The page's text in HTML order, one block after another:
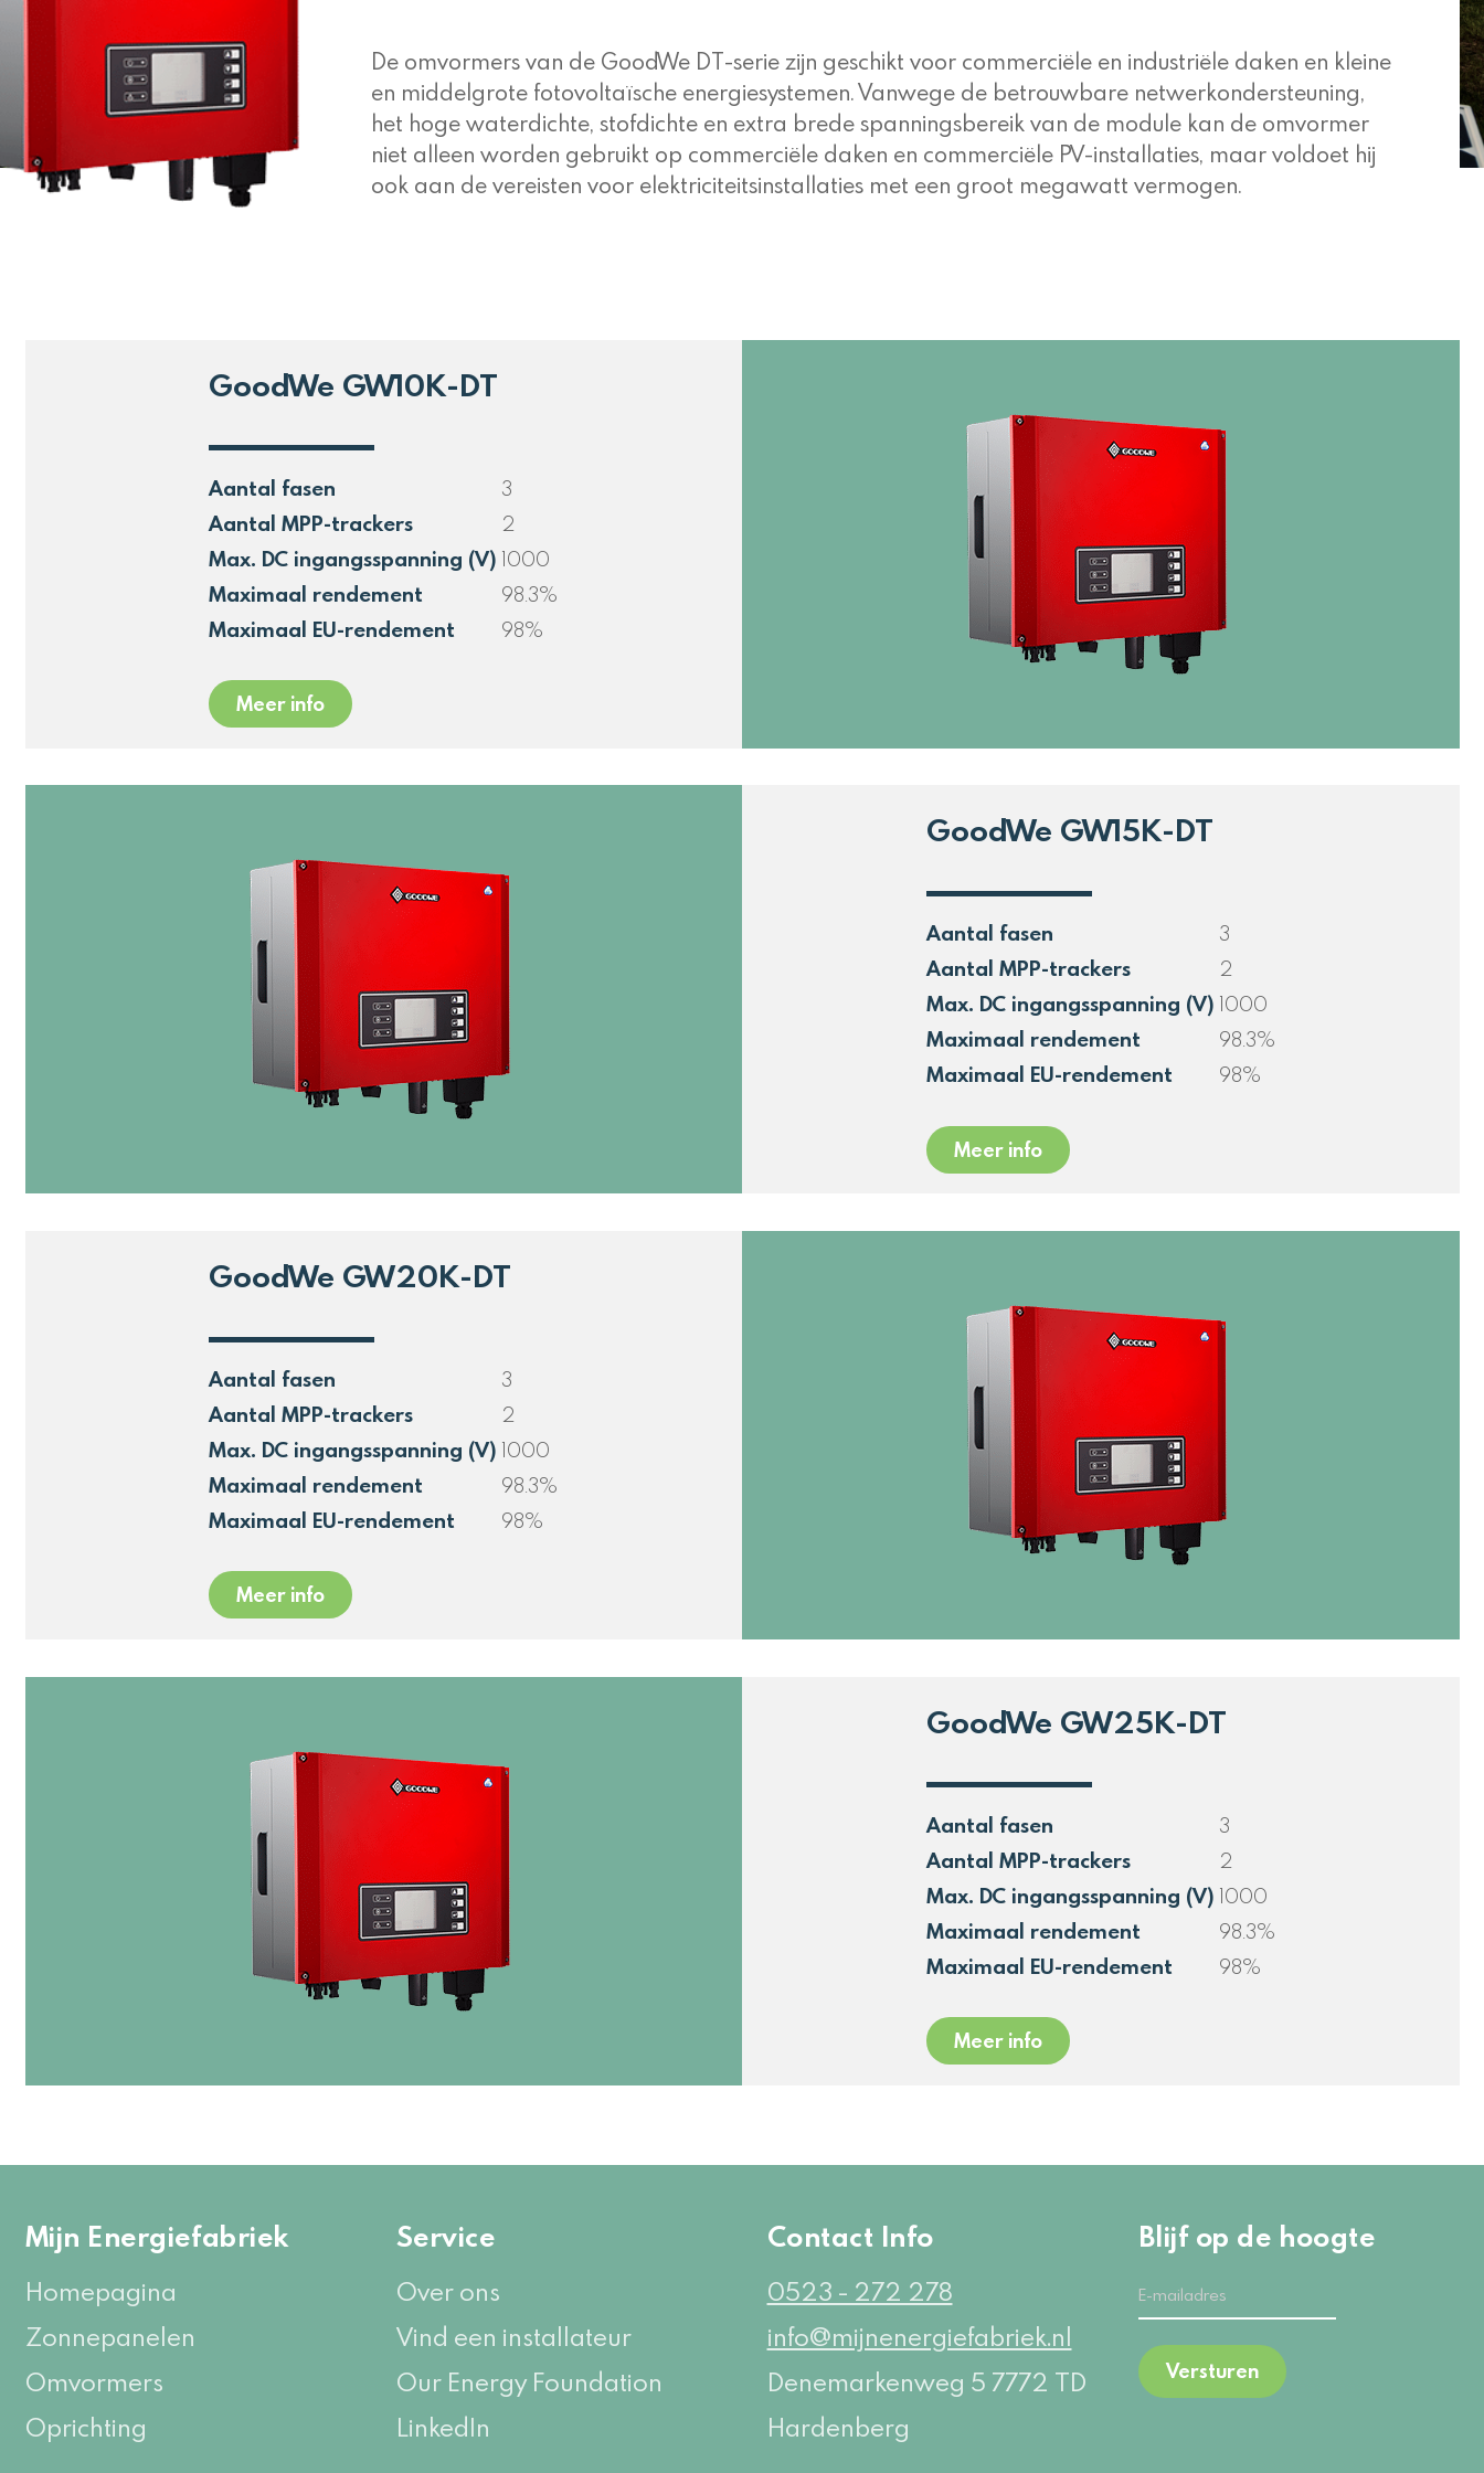
De omvormers van de GoodWe DT-serie zijn geschikt voor commerciële en industriële daken en kleine
en middelgrote fotovoltaïsche energiesystemen. Vanwege de betrouwbare netwerkondersteuning,
het hoge waterdichte, stofdichte en extra brede spanningsbereik van de module kan de omvormer
niet alleen worden gebruikt op commerciële daken en commerciële PV-installaties, maar voldoet hij
ook aan de vereisten voor elektriciteitsinstallaties met een groot megawatt vermogen.
GoodWe GW10K-DT
Aantal fasen 3
Aantal MPP-trackers 2
Max. DC ingangsspanning (V) 1000
Maximaal rendement 98.3%
Maximaal EU-rendement 98%
Meer info
GoodWe GW15K-DT
Aantal fasen 3
Aantal MPP-trackers 2
Max. DC ingangsspanning (V) 1000
Maximaal rendement 98.3%
Maximaal EU-rendement 98%
Meer info
GoodWe GW20K-DT
Aantal fasen 3
Aantal MPP-trackers 2
Max. DC ingangsspanning (V) 1000
Maximaal rendement 98.3%
Maximaal EU-rendement 98%
Meer info
GoodWe GW25K-DT
Aantal fasen 3
Aantal MPP-trackers 2
Max. DC ingangsspanning (V) 1000
Maximaal rendement 98.3%
Maximaal EU-rendement 98%
Meer info
Mijn Energiefabriek
Homepagina
Zonnepanelen
Omvormers
Oprichting
Service
Over ons
Vind een installateur
Our Energy Foundation
LinkedIn
Contact Info
0523 - 272 278
info@mijnenergiefabriek.nl
Denemarkenweg 5 7772 TD
Hardenberg
Blijf op de hoogte
Versturen